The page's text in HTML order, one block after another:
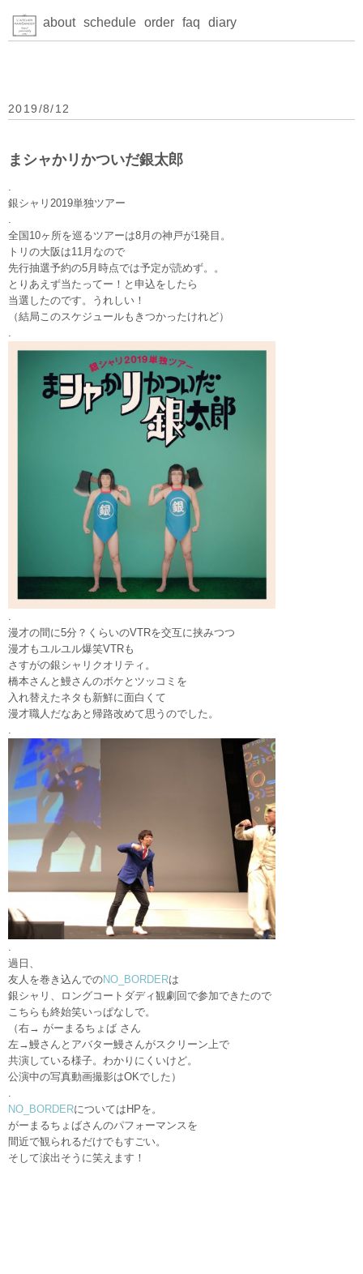
about schedule order faq diary
2019/8/12
まシャかリかついだ銀太郎
.
銀シャリ2019単独ツアー
.
全国10ヶ所を巡るツアーは8月の神戸が1発目。
トリの大阪は11月なので
先行抽選予約の5月時点では予定が読めず。。
とりあえず当たってー！と申込をしたら
当選したのです。うれしい！
（結局このスケジュールもきつかったけれど）
.
.
漫才の間に5分？くらいのVTRを交互に挟みつつ
漫才もユルユル爆笑VTRも
さすがの銀シャリクオリティ。
橋本さんと鰻さんのボケとツッコミを
入れ替えたネタも新鮮に面白くて
漫才職人だなあと帰路改めて思うのでした。
.
.
過日、
友人を巻き込んでのNO_BORDERは
銀シャリ、ロングコートダディ観劇回で参加できたので
こちらも終始笑いっぱなしで。
（右→ がーまるちょば さん
左→鰻さんとアバター鰻さんがスクリーン上で
共演している様子。わかりにくいけど。
公演中の写真動画撮影はOKでした）
.
NO_BORDERについてはHPを。
がーまるちょばさんのパフォーマンスを
間近で観られるだけでもすごい。
そして涙出そうに笑えます！